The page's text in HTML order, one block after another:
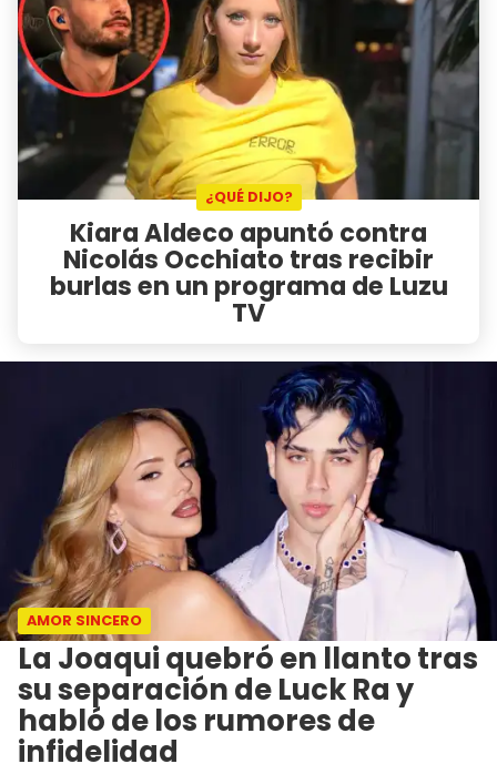
¿QUÉ DIJO?
Kiara Aldeco apuntó contra
Nicolás Occhiato tras recibir
burlas en un programa de Luzu
TV
AMOR SINCERO
La Joaqui quebró en llanto tras
su separación de Luck Ra y
habló de los rumores de
infidelidad